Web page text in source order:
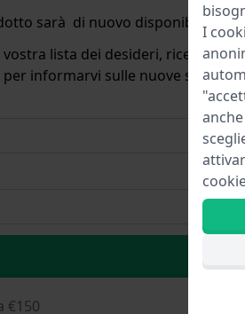
sarà di nuovo disponibile.
lista dei desideri,
informarvi sulle nuove scorte.
€150
I